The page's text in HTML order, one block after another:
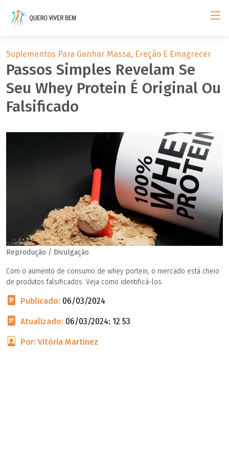
Suplementos Para Ganhar Massa, Ereção E Emagrecer
Passos Simples Revelam Se
Seu Whey Protein É Original Ou
Falsificado
Reprodução / Divulgação
Com o aumento de consumo de whey portein, o mercado está cheio
de produtos falsificados. Veja como identificá-los.
Publicado: 06/03/2024
Atualizado: 06/03/2024: 12 53
Por: Vitória Martinez